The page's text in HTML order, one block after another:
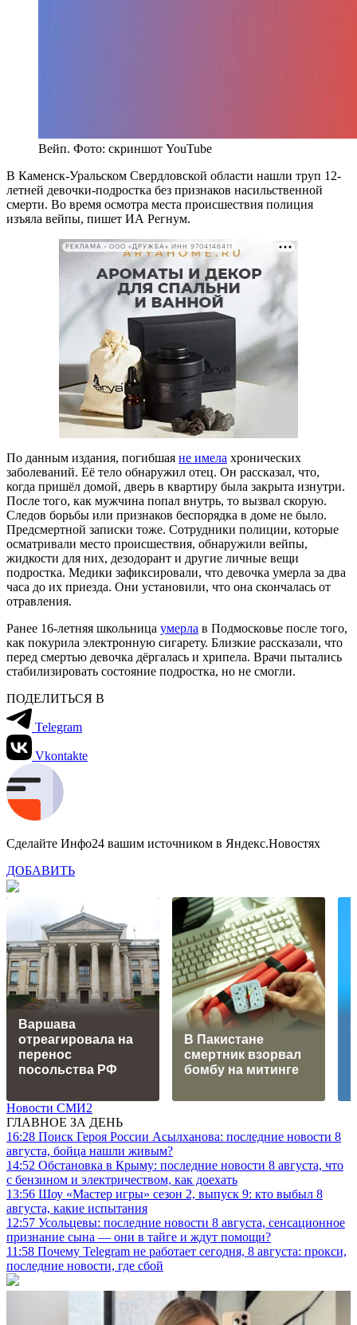
Вейп. Фото: скриншот YouTube
В Каменск-Уральском Свердловской области нашли труп 12-
летней девочки-подростка без признаков насильственной
смерти. Во время осмотра места происшествия полиция
изъяла вейпы, пишет ИА Регнум.
РЕКЛАМА • ООО «ДРУЖБА» ИНН 9704146411
По данным издания, погибшая не имела хронических
заболеваний. Её тело обнаружил отец. Он рассказал, что,
когда пришёл домой, дверь в квартиру была закрыта изнутри.
После того, как мужчина попал внутрь, то вызвал скорую.
Следов борьбы или признаков беспорядка в доме не было.
Предсмертной записки тоже. Сотрудники полиции, которые
осматривали место происшествия, обнаружили вейпы,
жидкости для них, дезодорант и другие личные вещи
подростка. Медики зафиксировали, что девочка умерла за два
часа до их приезда. Они установили, что она скончалась от
отравления.
Ранее 16-летняя школьница умерла в Подмосковье после того,
как покурила электронную сигарету. Близкие рассказали, что
перед смертью девочка дёргалась и хрипела. Врачи пытались
стабилизировать состояние подростка, но не смогли.
ПОДЕЛИТЬСЯ В
Telegram
Vkontakte
Сделайте Инфо24 вашим источником в Яндекс.Новостях
ДОБАВИТЬ
Варшава
отреагировала на
перенос
посольства РФ
В Пакистане
смертник взорвал
бомбу на митинге
Новости СМИ2
ГЛАВНОЕ ЗА ДЕНЬ
16:28 Поиск Героя России Асылханова: последние новости 8
августа, бойца нашли живым?
14:52 Обстановка в Крыму: последние новости 8 августа, что
с бензином и электричеством, как доехать
13:56 Шоу «Мастер игры» сезон 2, выпуск 9: кто выбыл 8
августа, какие испытания
12:57 Усольцевы: последние новости 8 августа, сенсационное
признание сына — они в тайге и ждут помощи?
11:58 Почему Telegram не работает сегодня, 8 августа: прокси,
последние новости, где сбой